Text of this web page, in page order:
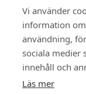
Vi använder
information
användning,
sociala medier
innehåll och
Läs mer
Instagram
LinkedIn
Twitter
Få veckans
artiklar på